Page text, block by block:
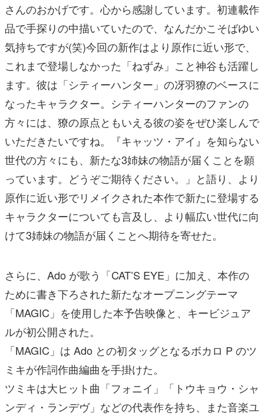
さんのおかげです。⼼から感謝しています。初連載作
品で⼿探りの中描いていたので、なんだかこそばゆい
気持ちですが(笑)今回の新作はより原作に近い形で、
これまで登場しなかった「ねずみ」こと神⾕も活躍し
ます。彼は「シティーハンター」の冴⽻獠のベースに
なったキャラクター。シティーハンターのファンの
⽅々には、獠の原点ともいえる彼の姿をぜひ楽しんで
いただきたいですね。『キャッツ・アイ』を知らない
世代の⽅々にも、新たな3姉妹の物語が届くことを願
っています。どうぞご期待ください。」と語り、より
原作に近い形でリメイクされた本作で新たに登場する
キャラクターについても⾔及し、より幅広い世代に向
けて3姉妹の物語が届くことへ期待を寄せた。
さらに、Ado が歌う「CAT’S EYE」に加え、本作の
ために書き下ろされた新たなオープニングテーマ
「MAGIC」を使⽤した本予告映像と、キービジュア
ルが初公開された。
「MAGIC」は Ado との初タッグとなるボカロ P のツ
ミキが作詞作曲編曲を⼿掛けた。
ツミキは⼤ヒット曲「フォニイ」「トウキョウ・シャ
ンディ・ランデヴ」などの代表作を持ち、また⾳楽ユ